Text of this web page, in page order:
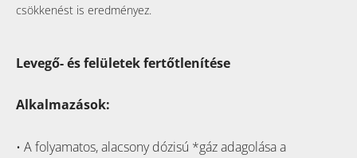
csökkenést is eredményez.
Levegő- és felületek fertőtlenítése
Alkalmazások:
• A folyamatos, alacsony dózisú *gáz adagolása a